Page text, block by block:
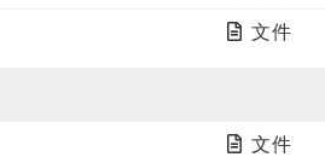
文件
文件